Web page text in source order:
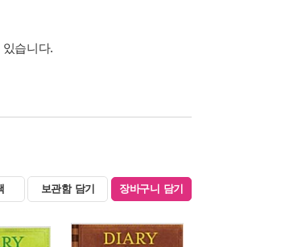
습니다.
보관함 담기 장바구니 담기